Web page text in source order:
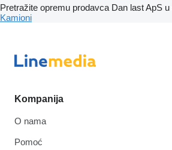
Pretražite opremu prodavca Dan last ApS
Kamioni
Kompanija
O nama
Pomoć